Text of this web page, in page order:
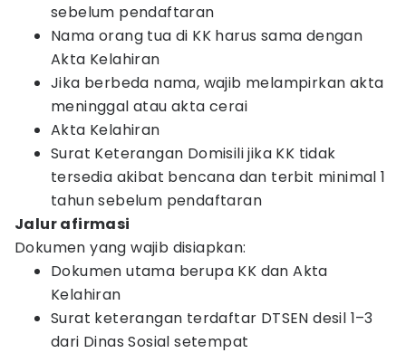
sebelum pendaftaran
Nama orang tua di KK harus sama dengan
Akta Kelahiran
Jika berbeda nama, wajib melampirkan akta
meninggal atau akta cerai
Akta Kelahiran
Surat Keterangan Domisili jika KK tidak
tersedia akibat bencana dan terbit minimal 1
tahun sebelum pendaftaran
Jalur afirmasi
Dokumen yang wajib disiapkan:
Dokumen utama berupa KK dan Akta
Kelahiran
Surat keterangan terdaftar DTSEN desil 1–3
dari Dinas Sosial setempat